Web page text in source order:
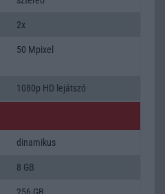
2x
50 Mpixel
1080p HD lejátszó
dinamikus
8 GB
256 GB